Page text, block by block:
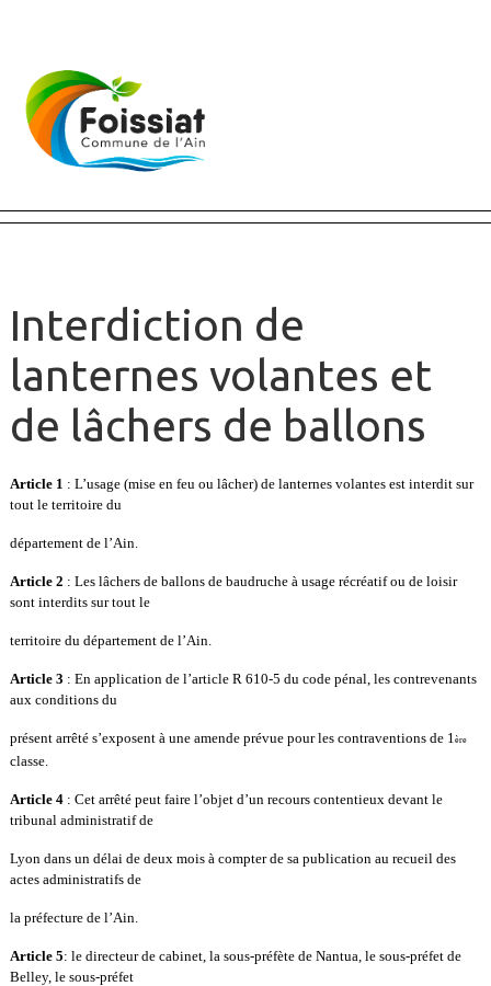
Interdiction de
lanternes volantes et
de lâchers de ballons
Article 1 : L’usage (mise en feu ou lâcher) de lanternes volantes est interdit sur
tout le territoire du
département de l’Ain.
Article 2 : Les lâchers de ballons de baudruche à usage récréatif ou de loisir
sont interdits sur tout le
territoire du département de l’Ain.
Article 3 : En application de l’article R 610-5 du code pénal, les contrevenants
aux conditions du
présent arrêté s’exposent à une amende prévue pour les contraventions de 1 ère
classe.
Article 4 : Cet arrêté peut faire l’objet d’un recours contentieux devant le
tribunal administratif de
Lyon dans un délai de deux mois à compter de sa publication au recueil des
actes administratifs de
la préfecture de l’Ain.
Article 5: le directeur de cabinet, la sous-préfète de Nantua, le sous-préfet de
Belley, le sous-préfet